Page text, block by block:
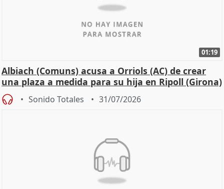
01:19
Albiach (Comuns) acusa a Orriols (AC) de crear
una plaza a medida para su hija en Ripoll (Girona)
Sonido Totales 31/07/2026